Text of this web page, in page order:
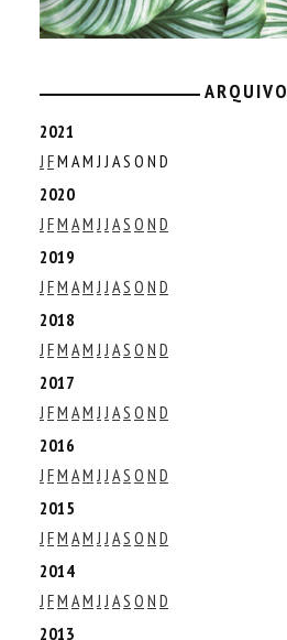
ARQUIVO
2021
J FM AM J J AS O N D
2020
J FM AM J J AS O N D
2019
J FM AM J J AS O N D
2018
J FM AM J J AS O N D
2017
J FM AM J J AS O N D
2016
J FM AM J J AS O N D
2015
J FM AM J J AS O N D
2014
J FM AM J J AS O N D
2013